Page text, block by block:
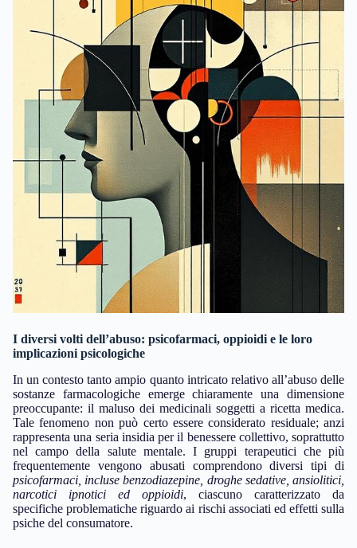
I diversi volti dell’abuso: psicofarmaci, oppioidi e le loro
implicazioni psicologiche
In un contesto tanto ampio quanto intricato relativo all’abuso delle
sostanze farmacologiche emerge chiaramente una dimensione
preoccupante: il maluso dei medicinali soggetti a ricetta medica.
Tale fenomeno non può certo essere considerato residuale; anzi
rappresenta una seria insidia per il benessere collettivo, soprattutto
nel campo della salute mentale. I gruppi terapeutici che più
frequentemente vengono abusati comprendono diversi tipi di
psicofarmaci, incluse benzodiazepine, droghe sedative, ansiolitici,
narcotici ipnotici ed oppioidi, ciascuno caratterizzato da
specifiche problematiche riguardo ai rischi associati ed effetti sulla
psiche del consumatore.